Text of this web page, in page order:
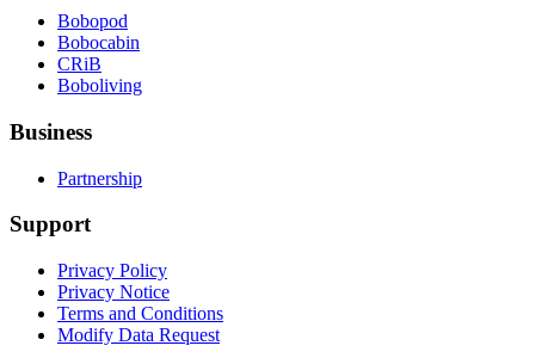
Bobopod
Bobocabin
CRiB
Boboliving
Business
Partnership
Support
Privacy Policy
Privacy Notice
Terms and Conditions
Modify Data Request